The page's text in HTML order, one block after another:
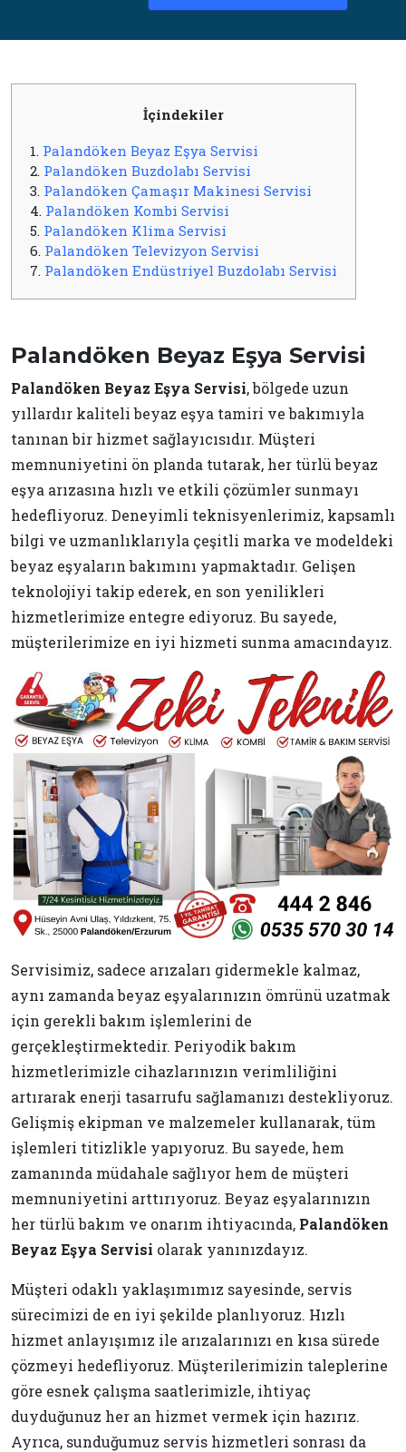
İçindekiler
1. Palandöken Beyaz Eşya Servisi
2. Palandöken Buzdolabı Servisi
3. Palandöken Çamaşır Makinesi Servisi
4. Palandöken Kombi Servisi
5. Palandöken Klima Servisi
6. Palandöken Televizyon Servisi
7. Palandöken Endüstriyel Buzdolabı Servisi
Palandöken Beyaz Eşya Servisi
Palandöken Beyaz Eşya Servisi, bölgede uzun
yıllardır kaliteli beyaz eşya tamiri ve bakımıyla
tanınan bir hizmet sağlayıcısıdır. Müşteri
memnuniyetini ön planda tutarak, her türlü beyaz
eşya arızasına hızlı ve etkili çözümler sunmayı
hedefliyoruz. Deneyimli teknisyenlerimiz, kapsamlı
bilgi ve uzmanlıklarıyla çeşitli marka ve modeldeki
beyaz eşyaların bakımını yapmaktadır. Gelişen
teknolojiyi takip ederek, en son yenilikleri
hizmetlerimize entegre ediyoruz. Bu sayede,
müşterilerimize en iyi hizmeti sunma amacındayız.
Servisimiz, sadece arızaları gidermekle kalmaz,
aynı zamanda beyaz eşyalarınızın ömrünü uzatmak
için gerekli bakım işlemlerini de
gerçekleştirmektedir. Periyodik bakım
hizmetlerimizle cihazlarınızın verimliliğini
artırarak enerji tasarrufu sağlamanızı destekliyoruz.
Gelişmiş ekipman ve malzemeler kullanarak, tüm
işlemleri titizlikle yapıyoruz. Bu sayede, hem
zamanında müdahale sağlıyor hem de müşteri
memnuniyetini arttırıyoruz. Beyaz eşyalarınızın
her türlü bakım ve onarım ihtiyacında, Palandöken
Beyaz Eşya Servisi olarak yanınızdayız.
Müşteri odaklı yaklaşımımız sayesinde, servis
sürecimizi de en iyi şekilde planlıyoruz. Hızlı
hizmet anlayışımız ile arızalarınızı en kısa sürede
çözmeyi hedefliyoruz. Müşterilerimizin taleplerine
göre esnek çalışma saatlerimizle, ihtiyaç
duyduğunuz her an hizmet vermek için hazırız.
Ayrıca, sunduğumuz servis hizmetleri sonrası da